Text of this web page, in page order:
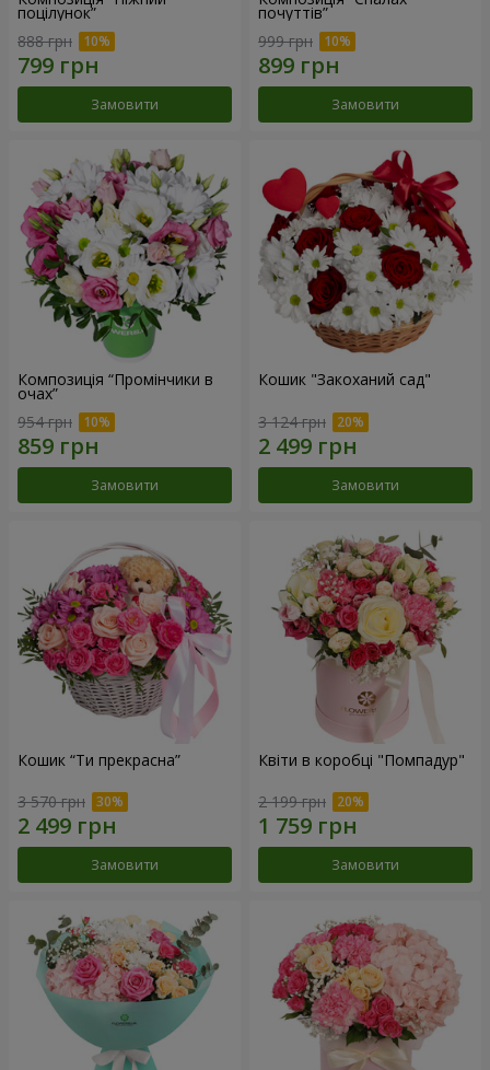
поцілунок”
888 грн
Замовити
почуттів”
999 грн
Замовити
Композиція “Промінчики в
очах”
954 грн
Замовити
Кошик "Закоханий сад"
3 124 грн
Замовити
Кошик “Ти прекрасна”
3 570 грн
Замовити
Квіти в коробці "Помпадур"
2 199 грн
Замовити